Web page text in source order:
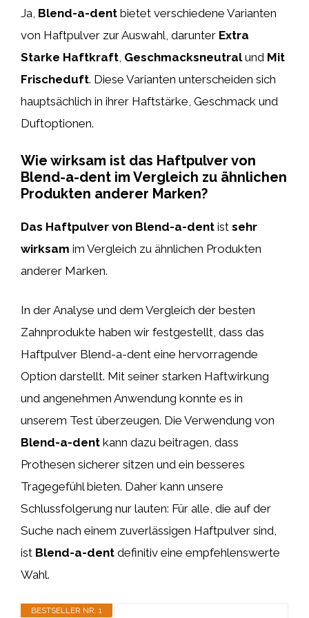
Ja, Blend-a-dent bietet verschiedene Varianten
von Haftpulver zur Auswahl, darunter Extra
Starke Haftkraft, Geschmacksneutralund Mit
Frischeduft. Diese Varianten unterscheiden sich
hauptsächlich in ihrer Haftstärke, Geschmack und
Duftoptionen.
Wie wirksam ist das Haftpulver von
Blend-a-dent im Vergleich zu ähnlichen
Produkten anderer Marken?
Das Haftpulver von Blend-a-dent ist sehr
wirksam im Vergleich zu ähnlichen Produkten
anderer Marken.
In der Analyse und dem Vergleich der besten
Zahnprodukte haben wir festgestellt, dass das
Haftpulver Blend-a-dent eine hervorragende
Option darstellt. Mit seiner starken Haftwirkung
und angenehmen Anwendung konnte es in
unserem Test überzeugen. Die Verwendung von
Blend-a-dent kann dazu beitragen, dass
Prothesen sicherer sitzen und ein besseres
Tragegefühl bieten. Daher kann unsere
Schlussfolgerung nur lauten: Für alle, die auf der
Suche nach einem zuverlässigen Haftpulver sind,
ist Blend-a-dent definitiv eine empfehlenswerte
Wahl.
BESTSELLER NR. 1